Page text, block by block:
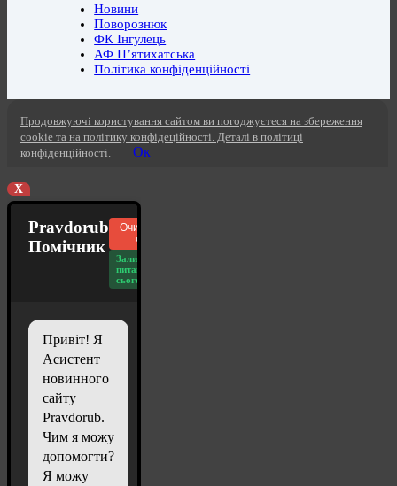
Новини
Поворознюк
ФК Інгулець
АФ П’ятихатська
Політика конфіденційності
Продовжуючі користування сайтом ви погоджуєтеся на збереження
cookie та на політику конфідеційності. Деталі в політиці
конфіденційності.
Ок
X
Pravdorub
Помічник
Очистити
чат
Залишилось
питань
сьогодні: 20
Привіт! Я
Асистент
новинного
сайту
Pravdorub.
Чим я можу
допомогти?
Я можу